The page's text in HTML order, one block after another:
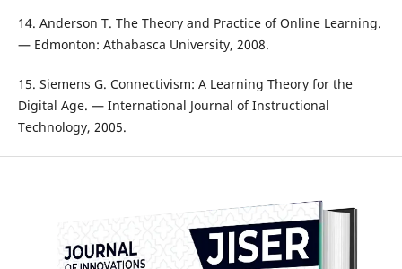
14. Anderson T. The Theory and Practice of Online Learning.
— Edmonton: Athabasca University, 2008.
15. Siemens G. Connectivism: A Learning Theory for the
Digital Age. — International Journal of Instructional
Technology, 2005.